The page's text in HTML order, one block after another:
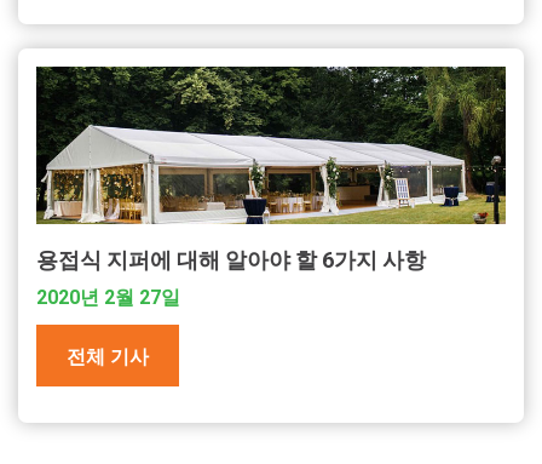
용접식 지퍼에 대해 알아야 할 6가지 사항
2020년 2월 27일
전체 기사